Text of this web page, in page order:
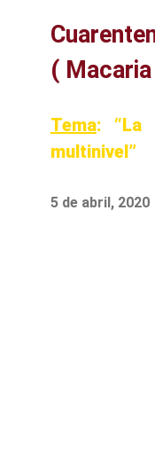
(
Tema: “La
multinivel”
5 de abril, 2020